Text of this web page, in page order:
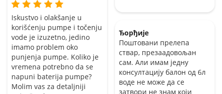
Iskustvo i olakšanje u
korišćenju pumpe i točenju
vode je izuzetno, jedino
imamo problem oko
punjenja pumpe. Koliko je
vremena potrebno da se
napuni baterija pumpe?
Molim vas za detaljniji
Ђорђије
Поштовани прелепа
ствар, презаадовољан
сам. Али имам једну
консултацију балон од 6л
воде не може да се
затвори не знам који